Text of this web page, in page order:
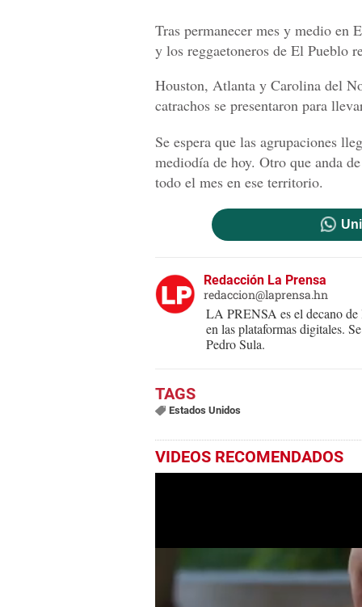
Tras permanecer mes y medio en
y los reggaetoneros de El Pueblo
Houston, Atlanta y Carolina del
catrachos se presentaron para
Se espera que las agrupaciones
mediodía de hoy. Otro que anda
todo el mes en ese territorio.
Redacción La Prensa
redaccion@laprensa.hn
LA PRENSA es el decano de
en las plataformas digitales.
Pedro Sula.
Estados Unidos
VIDEOS RECOMENDADOS